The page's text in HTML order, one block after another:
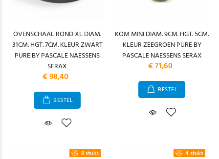
OVENSCHAAL ROND XL DIAM.
31CM. HGT. 7CM. KLEUR ZWART
PURE BY PASCALE NAESSENS
SERAX
€ 98,40
BESTEL
KOM MINI DIAM. 9CM. HGT. 5CM.
KLEUR ZEEGROEN PURE BY
PASCALE NAESSENS SERAX
€ 71,60
BESTEL
8 stuks 4 stuks